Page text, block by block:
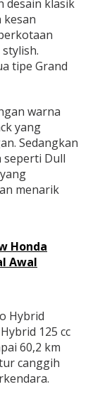
desain klasik
kesan
tipe Grand
warna
yang
Sedangkan
seperti Dull
menarik
Honda
Awal
Hybrid
125 cc
60,2 km
canggih